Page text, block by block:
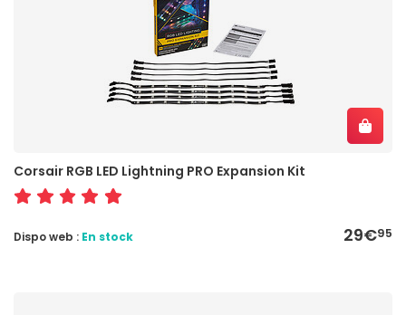
Corsair RGB LED Lightning PRO Expansion Kit
29€95
Dispo web : En stock